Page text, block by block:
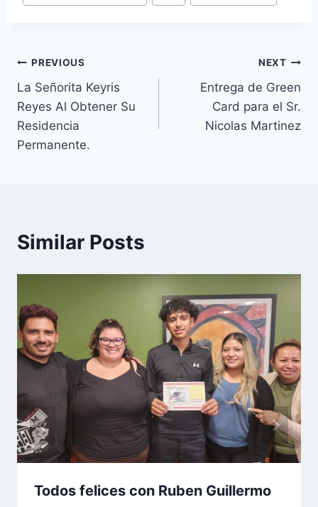
PREVIOUS
La Señorita Keyris
Reyes Al Obtener Su
Residencia
Permanente.
NEXT
Entrega de Green
Card para el Sr.
Nicolas Martinez
Similar Posts
Todos felices con Ruben Guillermo